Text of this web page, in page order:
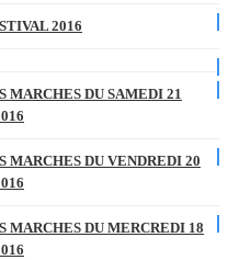
2016
MARCHES DU SAMEDI 21
MARCHES DU VENDREDI 20
MARCHES DU MERCREDI 18